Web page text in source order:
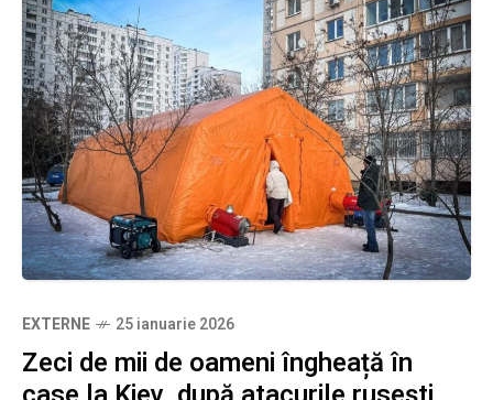
EXTERNE 25 ianuarie 2026
Zeci de mii de oameni îngheață în